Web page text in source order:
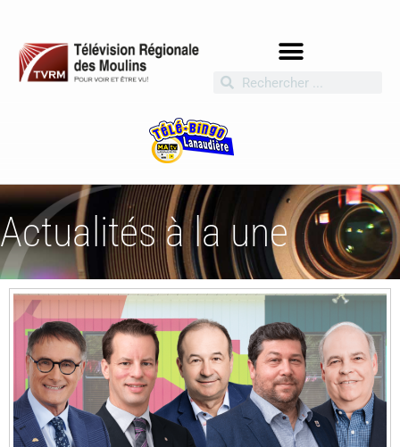
Actualités à la une